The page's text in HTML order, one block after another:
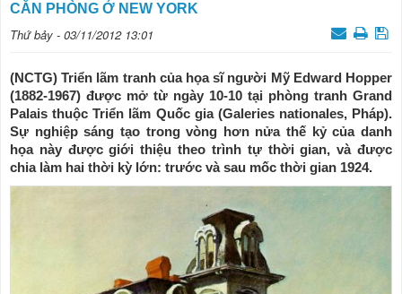
CĂN PHÒNG Ở NEW YORK
Thứ bảy - 03/11/2012 13:01
(NCTG) Triển lãm tranh của họa sĩ người Mỹ Edward Hopper
(1882-1967) được mở từ ngày 10-10 tại phòng tranh Grand
Palais thuộc Triển lãm Quốc gia (Galeries nationales, Pháp).
Sự nghiệp sáng tạo trong vòng hơn nửa thế kỷ của danh
họa này được giới thiệu theo trình tự thời gian, và được
chia làm hai thời kỳ lớn: trước và sau mốc thời gian 1924.